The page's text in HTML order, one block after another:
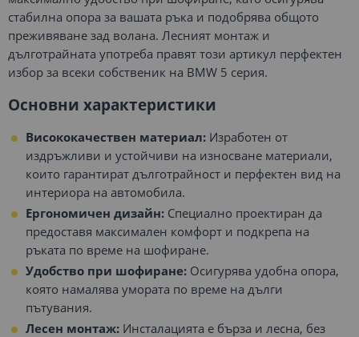
стабилна опора за вашата ръка и подобрява общото
преживяване зад волана. Лесният монтаж и
дълготрайната употреба правят този артикул перфектен
избор за всеки собственик на BMW 5 серия.
Основни характеристики
Висококачествен материал: Изработен от
издръжливи и устойчиви на износване материали,
които гарантират дълготрайност и перфектен вид на
интериора на автомобила.
Ергономичен дизайн: Специално проектиран да
предоставя максимален комфорт и подкрепа на
ръката по време на шофиране.
Удобство при шофиране: Осигурява удобна опора,
която намалява умората по време на дълги
пътувания.
Лесен монтаж: Инсталацията е бърза и лесна, без